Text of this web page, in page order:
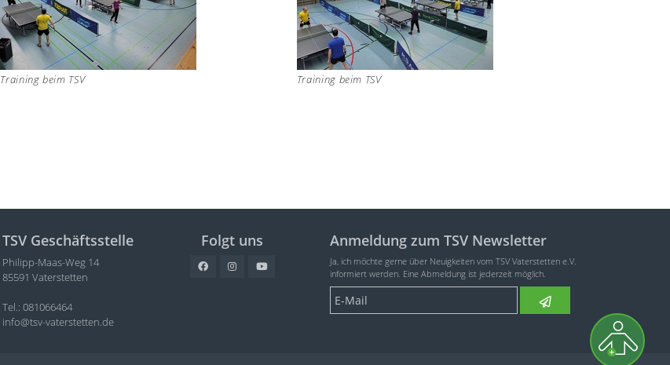
Training beim TSV Training beim TSV
TSV Geschäftsstelle
Philipp-Maas-Weg 14
85591 Vaterstetten
Tel.: 081066464
info@tsv-vaterstetten.de
Folgt uns Anmeldung zum TSV Newsletter
Ja, ich möchte gerne über Neuigkeiten vom TSV Vaterstetten e.V.
informiert werden. Eine Abmeldung ist jederzeit möglich.